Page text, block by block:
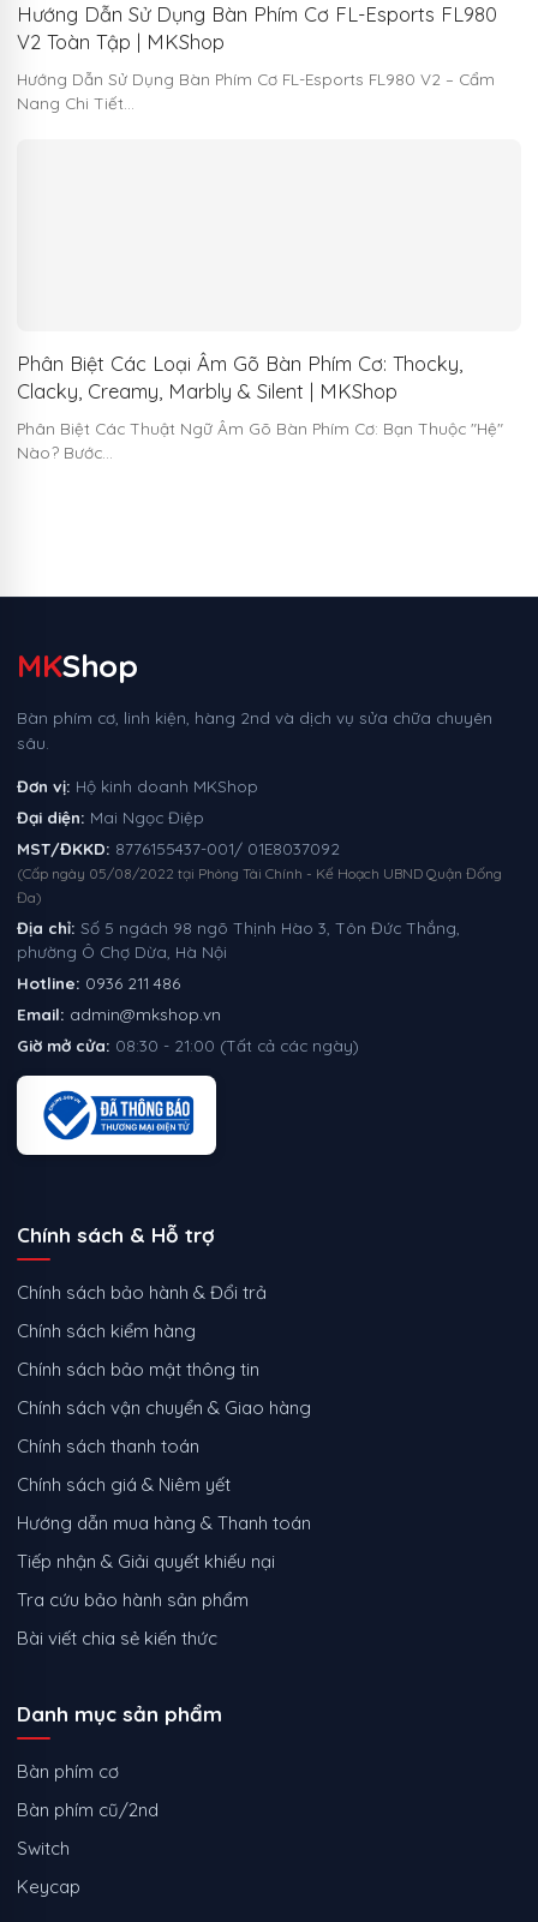
Hướng Dẫn Sử Dụng Bàn Phím Cơ FL-Esports FL980
V2 Toàn Tập | MKShop
Hướng Dẫn Sử Dụng Bàn Phím Cơ FL-Esports FL980 V2 – Cẩm
Nang Chi Tiết…
Phân Biệt Các Loại Âm Gõ Bàn Phím Cơ: Thocky,
Clacky, Creamy, Marbly & Silent | MKShop
Phân Biệt Các Thuật Ngữ Âm Gõ Bàn Phím Cơ: Bạn Thuộc "Hệ"
Nào? Bước…
MKShop
Bàn phím cơ, linh kiện, hàng 2nd và dịch vụ sửa chữa chuyên
sâu.
Đơn vị: Hộ kinh doanh MKShop
Đại diện: Mai Ngọc Điệp
MST/ĐKKD: 8776155437-001/ 01E8037092
(Cấp ngày 05/08/2022 tại Phòng Tài Chính - Kế Hoạch UBND Quận Đống
Đa)
Địa chỉ: Số 5 ngách 98 ngõ Thịnh Hào 3, Tôn Đức Thắng,
phường Ô Chợ Dừa, Hà Nội
Hotline: 0936 211 486
Email: admin@mkshop.vn
Giờ mở cửa: 08:30 - 21:00 (Tất cả các ngày)
Chính sách & Hỗ trợ
Chính sách bảo hành & Đổi trả
Chính sách kiểm hàng
Chính sách bảo mật thông tin
Chính sách vận chuyển & Giao hàng
Chính sách thanh toán
Chính sách giá & Niêm yết
Hướng dẫn mua hàng & Thanh toán
Tiếp nhận & Giải quyết khiếu nại
Tra cứu bảo hành sản phẩm
Bài viết chia sẻ kiến thức
Danh mục sản phẩm
Bàn phím cơ
Bàn phím cũ/2nd
Switch
Keycap